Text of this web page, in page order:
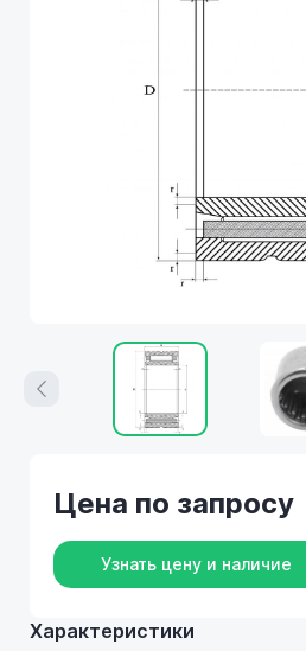
Характеристики
Цена по запросу
Узнать цену и наличие